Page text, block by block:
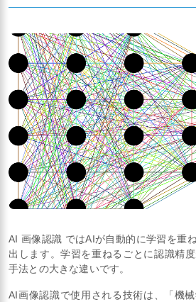
AI 画像認識 ではAIが自動的に学習を重
出します。学習を重ねるごとに認識精
手法との大きな違いです。
AI画像認識で使用される技術は、「機